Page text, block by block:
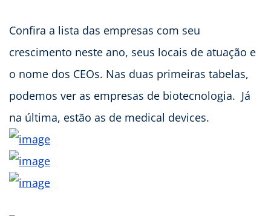
Confira a lista das empresas com seu
crescimento neste ano, seus locais de atuação e
o nome dos CEOs. Nas duas primeiras tabelas,
podemos ver as empresas de biotecnologia. Já
na última, estão as de medical devices.